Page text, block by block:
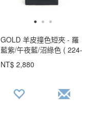
GOLD 羊皮撞色短夾 - 羅
藍紫/午夜藍/沼綠色 ( 224-
033 ) USD$ 93.5
NT$ 2,880